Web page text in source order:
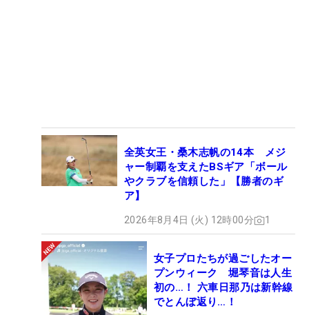
全英女王・桑木志帆の14本 メジ
ャー制覇を支えたBSギア「ボール
やクラブを信頼した」【勝者のギ
ア】
2026年8月4日 (火) 12時00分 1
女子プロたちが過ごしたオー
プンウィーク 堀琴音は人生
初の…！ 六車日那乃は新幹線
でとんぼ返り…！